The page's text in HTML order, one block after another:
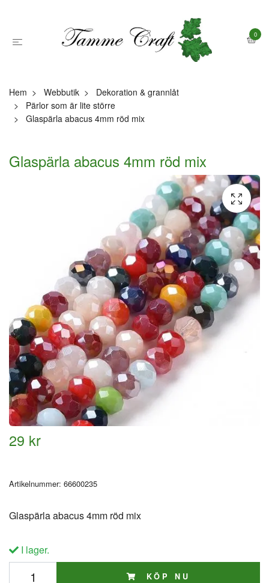
0
Hem Webbutik
Dekoration & grannlåt
Pärlor som är lite större
Glaspärla abacus 4mm röd mix
Glaspärla abacus 4mm röd mix
29 kr
Artikelnummer: 66600235
Glaspärla abacus 4mm röd mix
I lager.
KÖP NU